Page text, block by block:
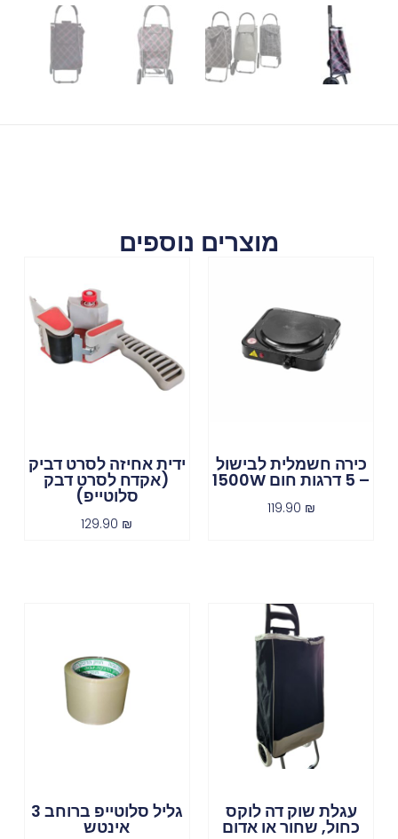
מוצרים נוספים
כירה חשמלית לבישול
– 5 דרגות חום 1500W
119.90 ₪
ידית אחיזה לסרט דביק
(אקדח לסרט דבק
סלוטייפ)
129.90 ₪
עגלת שוק דה לוקס
כחול, שחור או אדום
גליל סלוטייפ ברוחב 3
אינטש